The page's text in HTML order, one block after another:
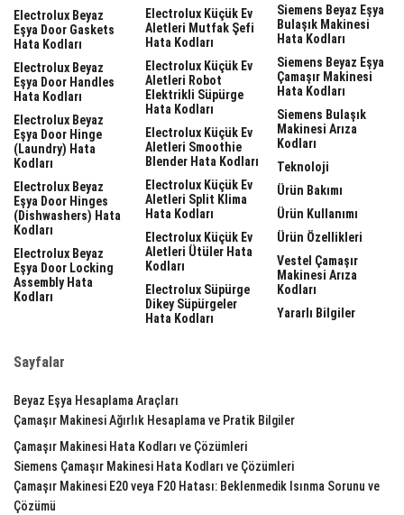
Electrolux Beyaz
Eşya Door Gaskets
Hata Kodları
Electrolux Beyaz
Eşya Door Handles
Hata Kodları
Electrolux Beyaz
Eşya Door Hinge
(laundry) Hata
Kodları
Electrolux Beyaz
Eşya Door Hinges
(dishwashers) Hata
Kodları
Electrolux Beyaz
Eşya Door Locking
Assembly Hata
Kodları
Electrolux Küçük Ev
Aletleri Mutfak Şefi
Hata Kodları
Electrolux Küçük Ev
Aletleri Robot
Elektrikli Süpürge
Hata Kodları
Electrolux Küçük Ev
Aletleri Smoothie
Blender Hata Kodları
Electrolux Küçük Ev
Aletleri Split Klima
Hata Kodları
Electrolux Küçük Ev
Aletleri Ütüler Hata
Kodları
Electrolux Süpürge
Dikey Süpürgeler
Hata Kodları
Siemens Beyaz Eşya
Bulaşık Makinesi
Hata Kodları
Siemens Beyaz Eşya
Çamaşır Makinesi
Hata Kodları
Siemens Bulaşık
Makinesi Arıza
Kodları
Teknoloji
Ürün Bakımı
Ürün Kullanımı
Ürün Özellikleri
Vestel Çamaşır
Makinesi Arıza
Kodları
Yararlı Bilgiler
Sayfalar
Beyaz Eşya Hesaplama Araçları
Çamaşır Makinesi Ağırlık Hesaplama ve Pratik Bilgiler
Çamaşır Makinesi Hata Kodları ve Çözümleri
Siemens Çamaşır Makinesi Hata Kodları ve Çözümleri
Çamaşır Makinesi E20 veya F20 Hatası: Beklenmedik Isınma Sorunu ve
Çözümü